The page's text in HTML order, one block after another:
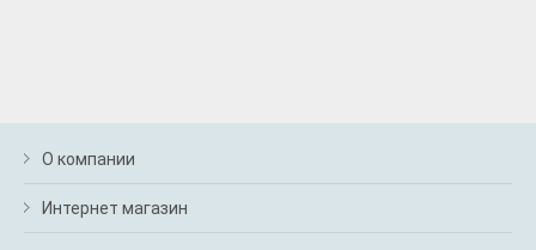
О компании
Интернет магазин